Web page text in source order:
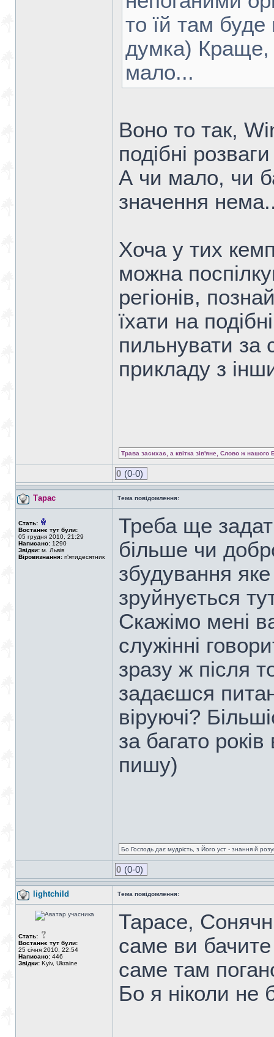
то їй там
думка) Краще,
мало...
Воно то так,
подібні
А чи мало, чи
значення
Хоча у тих
можна
регіонів,
їхати на
пильнувати за
прикладу з
Трава засихає, а квітка зів'яне, Слово ж нашого
0 (0-0)
Тарас Тема повідомлення:
Стать:
Востаннє тут були:
05 грудня 2010, 21:29
Написано: 1290
Звідки: м. Львів
Віровизнання: п'ятидесятник
Треба ще
більше чи
збудування
зруйнується
Скажімо мені
служінні
зразу ж після
задаєшся
віруючі?
за багато
пишу)
Бо Господь дає мудрість, з Його уст - знання й
0 (0-0)
lightchild Тема повідомлення:
Стать:
Востаннє тут були:
25 січня 2010, 22:54
Написано: 446
Звідки: Kyiv, Ukraine
Тарасе,
саме ви
саме там
Бо я ніколи не